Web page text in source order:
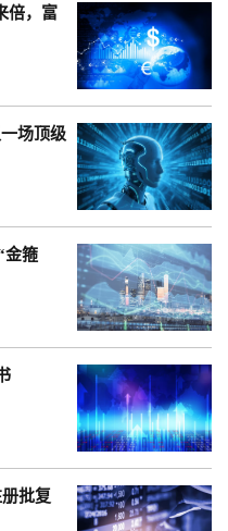
倍，富
场顶级
金箍
批复